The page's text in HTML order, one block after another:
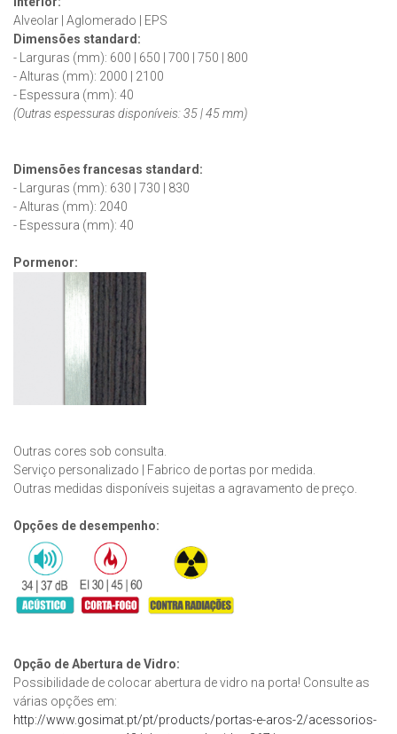
Alveolar | Aglomerado | EPS
Dimensões standard:
- Larguras (mm): 600 | 650 | 700 | 750 | 800
- Alturas (mm): 2000 | 2100
- Espessura (mm): 40
(Outras espessuras disponíveis: 35 | 45 mm)
Dimensões francesas standard :
- Larguras (mm): 630 | 730 | 830
- Alturas (mm): 2040
- Espessura (mm): 40
Pormenor:
Outras cores sob consulta.
Serviço personalizado | Fabrico de portas por medida.
Outras medidas disponíveis sujeitas a agravamento de preço.
Opções de desempenho:
Opção de Abertura de Vidro:
Possibilidade de colocar abertura de vidro na porta! Consulte as
várias opções em:
http://www.gosimat.pt/pt/products/portas-e-aros-2/acessorios-